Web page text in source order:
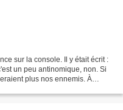
sur la console. Il y était écrit :
un peu antinomique, non. Si
plus nos ennemis. À